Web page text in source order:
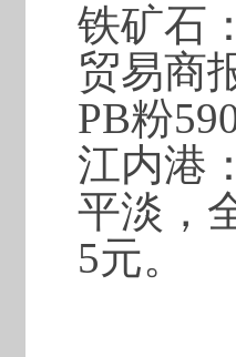
铁矿石
贸易商
PB粉
江内港
平淡，
5元。